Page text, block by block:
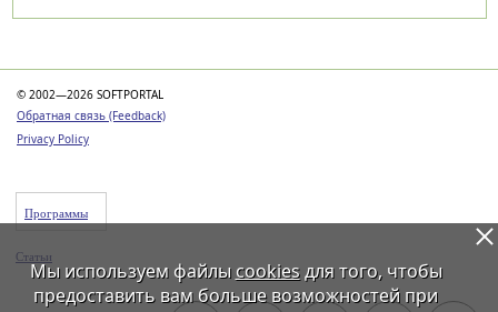
© 2002—2026 SOFTPORTAL
Обратная связь (Feedback)
Privacy Policy
Программы
Статьи
Мы используем файлы cookiesдля того, чтобы
предоставить вам больше возможностей при